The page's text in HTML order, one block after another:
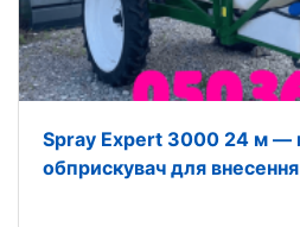
Spray Expert 3000 24 м —
обприскувач для